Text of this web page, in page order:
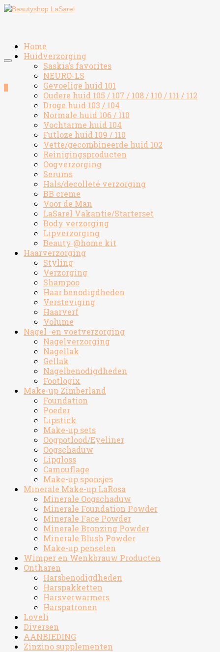
Home
Huidverzorging
Saskia’s favorites
NEURO-LS
Gevoelige huid 101
Oudere huid 105 / 107 / 108 / 110 / 111 / 112
Droge huid 103 / 104
Normale huid 106 / 110
Vochtarme huid 104
Futloze huid 109 / 110
Vette/gecombineerde huid 102
Reinigingsproducten
Oogverzorging
Serums
Hals/decolleté verzorging
BB creme
Voor de Man
LaSarel Vakantie/Starterset
Body verzorging
Lipverzorging
Beauty @home kit
Haarverzorging
Styling
Verzorging
Shampoo
Haar benodigdheden
Versteviging
Haarverf
Volume
Nagel -en voetverzorging
Nagelverzorging
Nagellak
Gellak
Nagelbenodigdheden
Footlogix
Make-up Zimberland
Foundation
Poeder
Lipstick
Make-up sets
Oogpotlood/Eyeliner
Oogschaduw
Lipgloss
Camouflage
Make-up sponsjes
Minerale Make-up LaRosa
Minerale Oogschaduw
Minerale Foundation Powder
Minerale Face Powder
Minerale Bronzing Powder
Minerale Blush Powder
Make-up penselen
Wimper en Wenkbrauw Producten
Ontharen
Harsbenodigdheden
Harspakketten
Harsverwarmers
Harspatronen
Loveli
Diversen
AANBIEDING
Zinzino supplementen